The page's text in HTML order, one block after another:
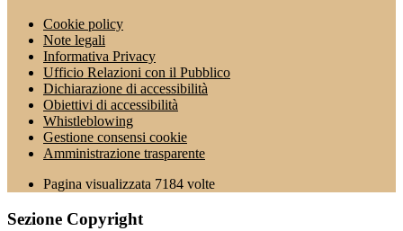
Cookie policy
Note legali
Informativa Privacy
Ufficio Relazioni con il Pubblico
Dichiarazione di accessibilità
Obiettivi di accessibilità
Whistleblowing
Gestione consensi cookie
Amministrazione trasparente
Pagina visualizzata 7184 volte
Sezione Copyright